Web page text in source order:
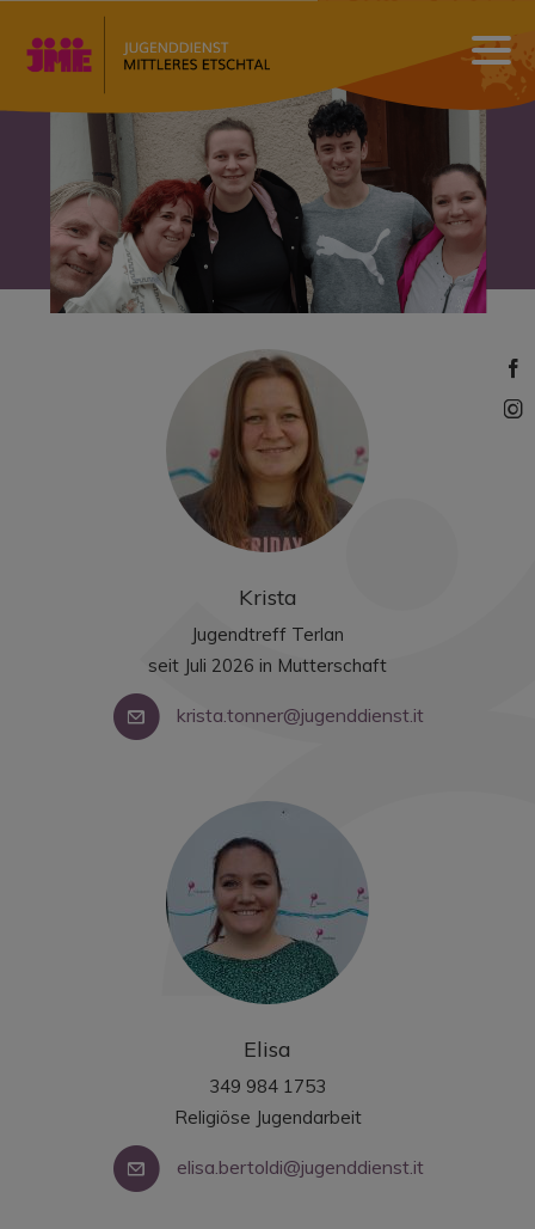
Krista
Jugendtreff Terlan
seit Juli 2026 in Mutterschaft
krista.tonner@jugenddienst.it
Elisa
349 984 1753
Religiöse Jugendarbeit
elisa.bertoldi@jugenddienst.it